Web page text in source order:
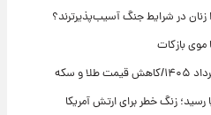
زنان در شرایط جنگ آسیب‌پذیرترند؟
بازکات
زنگ خطر برای ارتش آمریکا